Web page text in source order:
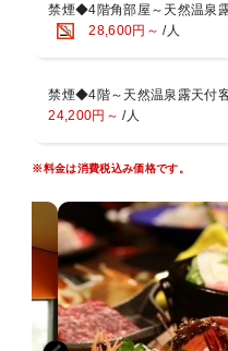
・サウナ営業時間：15：00〜
〜湯上り処には無料のお飲み物
・卓球台 30分500円
・ラウンジ「海石榴」 60分飲
◆周辺
宿は土肥温泉の中心に位置し、
夕陽の名所サンセットビーチ・
の他松原公園、足湯、土肥金
便利です。
禁煙◆4階角部屋～天然温泉
28,600円～ /人
禁煙◆4階～天然温泉露天付
24,200円～ /人
※料金は消費税込み価格です。